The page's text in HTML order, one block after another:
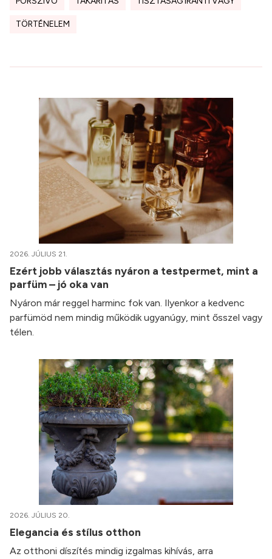
TÖRTÉNELEM
2026. JÚLIUS 21.
Ezért jobb választás nyáron a testpermet, mint a
parfüm – jó oka van
Nyáron már reggel harminc fok van. Ilyenkor a kedvenc
parfümöd nem mindig működik ugyanúgy, mint ősszel vagy
télen.
2026. JÚLIUS 20.
Elegancia és stílus otthon
Az otthoni díszítés mindig izgalmas kihívás, arra